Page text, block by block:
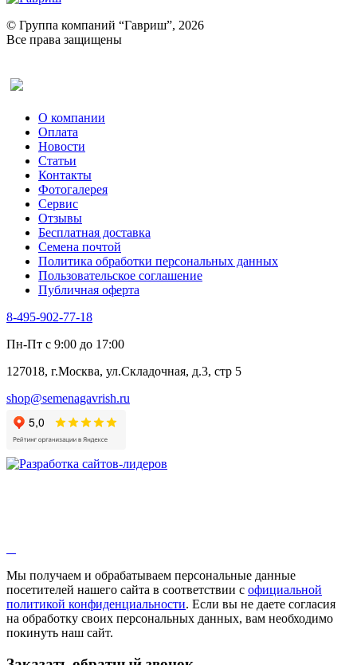
Ревень
Рукола
Рута
Тмин
Трава для чая
Туласи
Укроп
Фенхель пряный
Хризантема овощная
Цикорий пряный
Цикорий салатный (Витлуф)
Черемша
Шпинат
Щавель
Эндивий
Эстрагон
Алтей
Бессмертник
Валериана
Валерианелла
Гибискус лекарственный
Девясил
Душица
Змееголовник
Мыльнянка
Мята
Овсяный корень
Огуречная трава
Пустырник
© Группа компаний “Гавриш”, 2026
Все права защищены
О компании
Оплата
Новости
Статьи
Контакты
Фотогалерея​
Сервис
Отзывы
Бесплатная доставка
Семена почтой
Политика обработки персональных данных
Пользовательское соглашение
Публичная оферта
8-495-902-77-18
Пн-Пт с 9:00 до 17:00
127018, г.Москва, ул.Складочная, д.3, стр 5
shop@semenagavrish.ru
Мы получаем и обрабатываем персональные данные
посетителей нашего сайта в соответствии с официальной
политикой конфиденциальности. Если вы не даете согласия
на обработку своих персональных данных, вам необходимо
покинуть наш сайт.